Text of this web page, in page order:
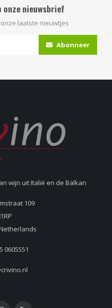
nieuwsbrief
laatste nieuwtjes
Abonneer
wijn uit Italië en de Balkan
109
0605551